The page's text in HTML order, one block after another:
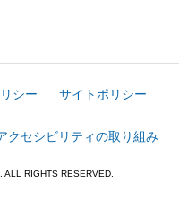
シー サイトポリシー
クセシビリティの取り組み
ALL RIGHTS RESERVED.